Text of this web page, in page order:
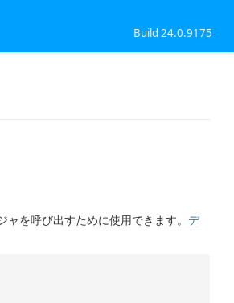
Build 24.0.9175
を呼び出すために使用できます。 デ